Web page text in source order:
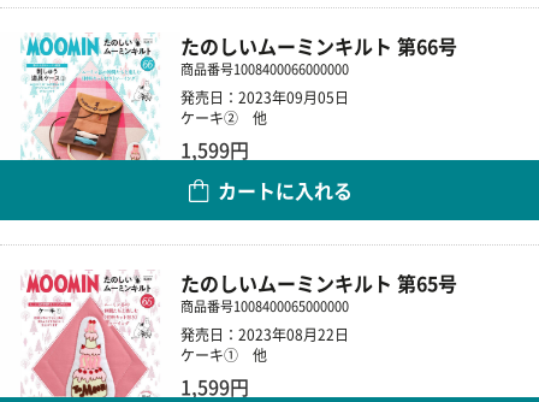
たのしいムーミンキルト 第66号
商品番号1008400066000000
発売日：2023年09月05日
ケーキ② 他
1,599円
カートに入れる
たのしいムーミンキルト 第65号
商品番号1008400065000000
発売日：2023年08月22日
ケーキ① 他
1,599円